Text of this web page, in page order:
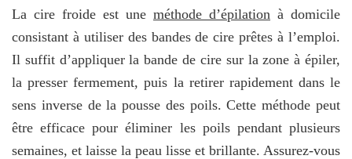
La cire froide est une méthode d’épilation à domicile
consistant à utiliser des bandes de cire prêtes à l’emploi.
Il suffit d’appliquer la bande de cire sur la zone à épiler,
la presser fermement, puis la retirer rapidement dans le
sens inverse de la pousse des poils. Cette méthode peut
être efficace pour éliminer les poils pendant plusieurs
semaines, et laisse la peau lisse et brillante. Assurez-vous